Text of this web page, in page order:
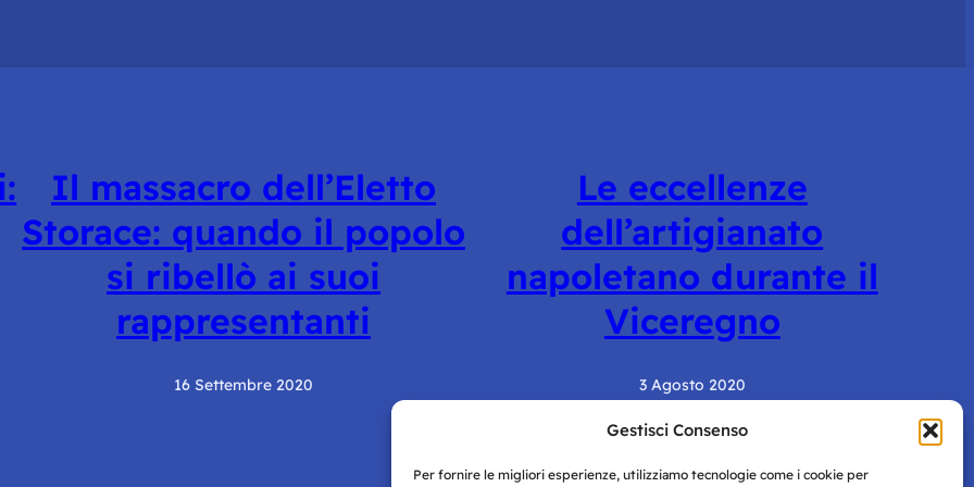
Gestisci Consenso
Per fornire le migliori esperienze, utilizziamo tecnologie come i cookie per
Il massacro dell’Eletto
Storace: quando il popolo
si ribellò ai suoi
rappresentanti
16 Settembre 2020
Le eccellenze
dell’artigianato
napoletano durante il
Viceregno
3 Agosto 2020